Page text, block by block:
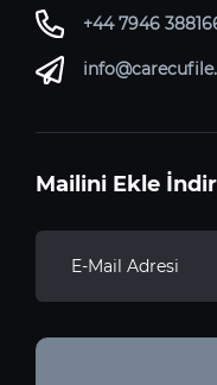
+44 7946
Mailini Ekle